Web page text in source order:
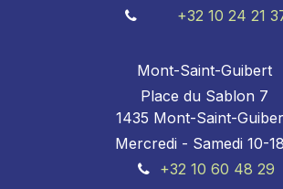
+32 10 24 21
Mont-Saint-Guibert
Place du Sablon 7
1435 Mont-Saint-
Mercredi - Samedi 10-
+32 10 60 48 29